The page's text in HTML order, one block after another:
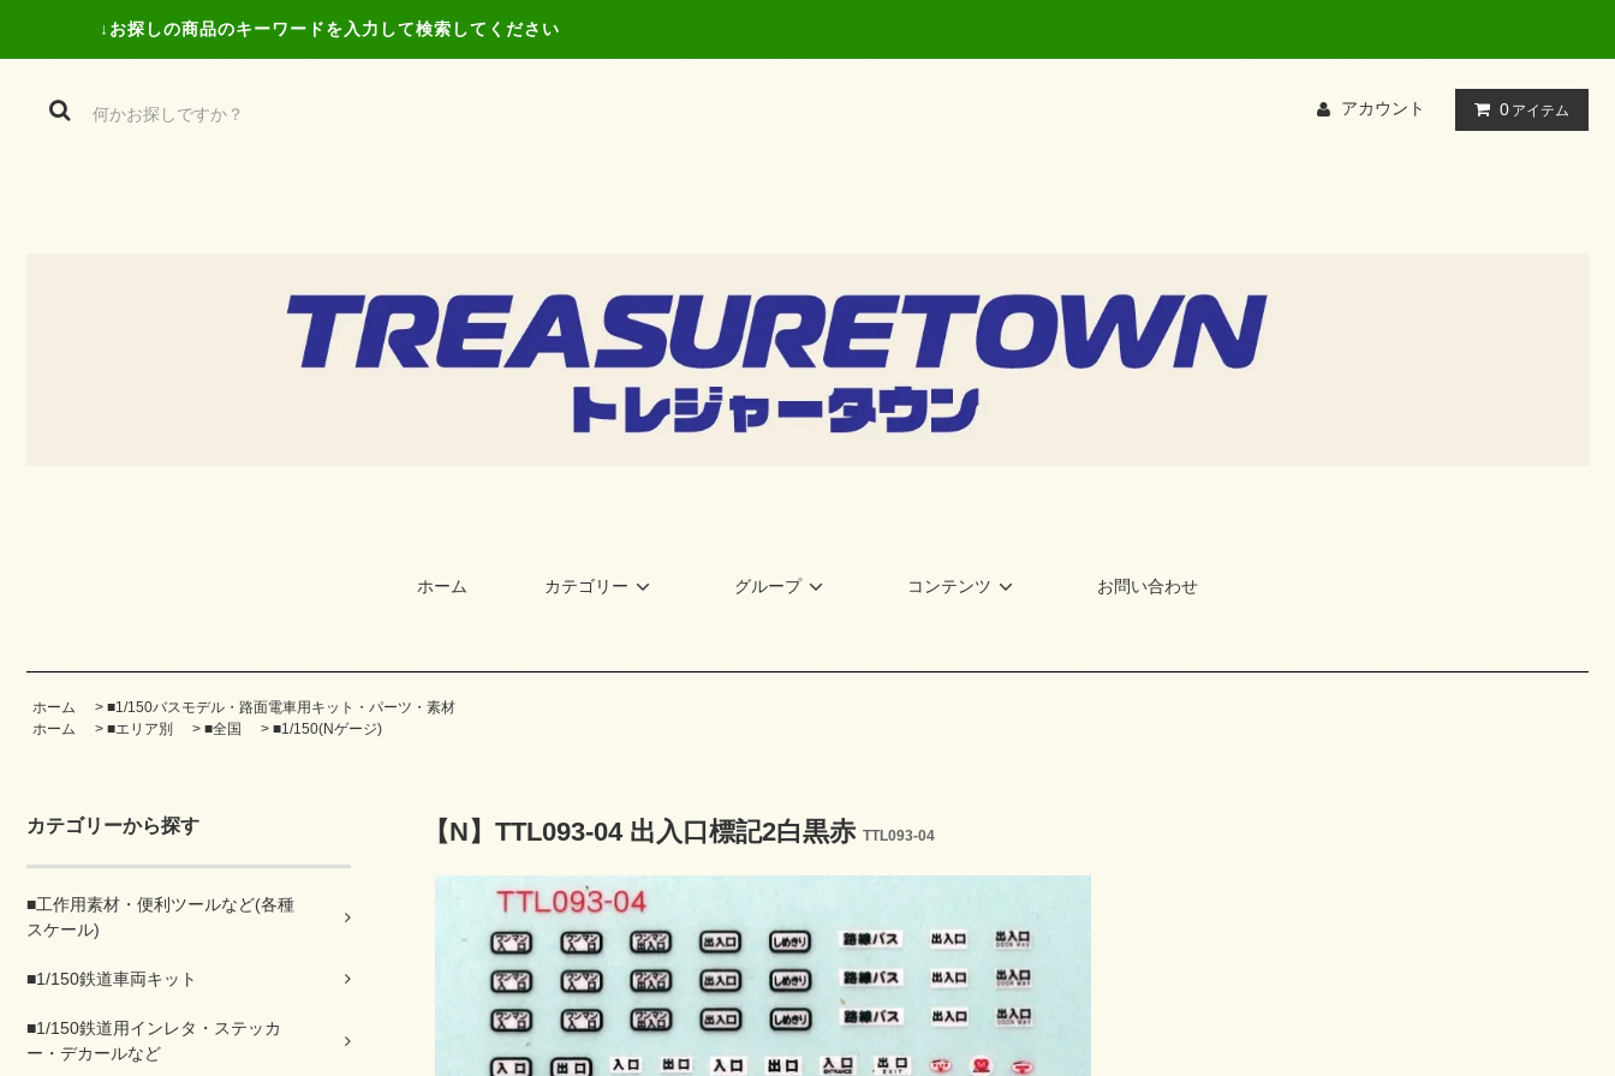
↓お探しの商品のキーワードを入力して検索してください
アカウント 0 アイテム
ホーム カテゴリー グループ コンテンツ お問い合わせ
ホーム > ■1/150バスモデル・路面電車用キット・パーツ・素材
ホーム
> ■エリア別 > ■全国 > ■1/150(Nゲージ)
カテゴリーから探す
■工作用素材・便利ツールなど(各種
スケール)
■1/150鉄道車両キット
■1/150鉄道用インレタ・ステッカ
ー・デカールなど
【N】TTL093-04 出入口標記2白黒赤 TTL093-04